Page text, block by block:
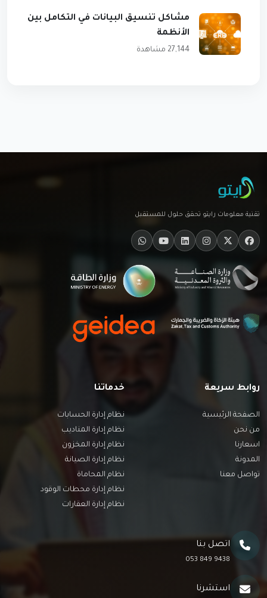
مشاكل تنسيق البيانات في التكامل بين
الأنظمة
27,144 مشاهدة
تقنية معلومات رايتو تحقق حلول للمستقبل
روابط سريعة
الصفحة الرئيسية
من نحن
اسعارنا
المدونة
تواصل معنا
خدماتنا
نظام إدارة الحسابات
نظام إدارة المناديب
نظام إدارة المخزون
نظام إدارة الصيانة
نظام المحاماة
نظام إدارة محطات الوقود
نظام إدارة العقارات
اتصل بنا
9438 849 053
استشرنا